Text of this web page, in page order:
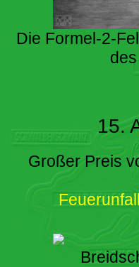
Die Formel-2-
15.
Großer Preis